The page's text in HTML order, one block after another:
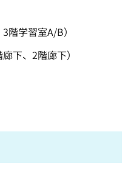
階学習室A/B）
下、2階廊下）